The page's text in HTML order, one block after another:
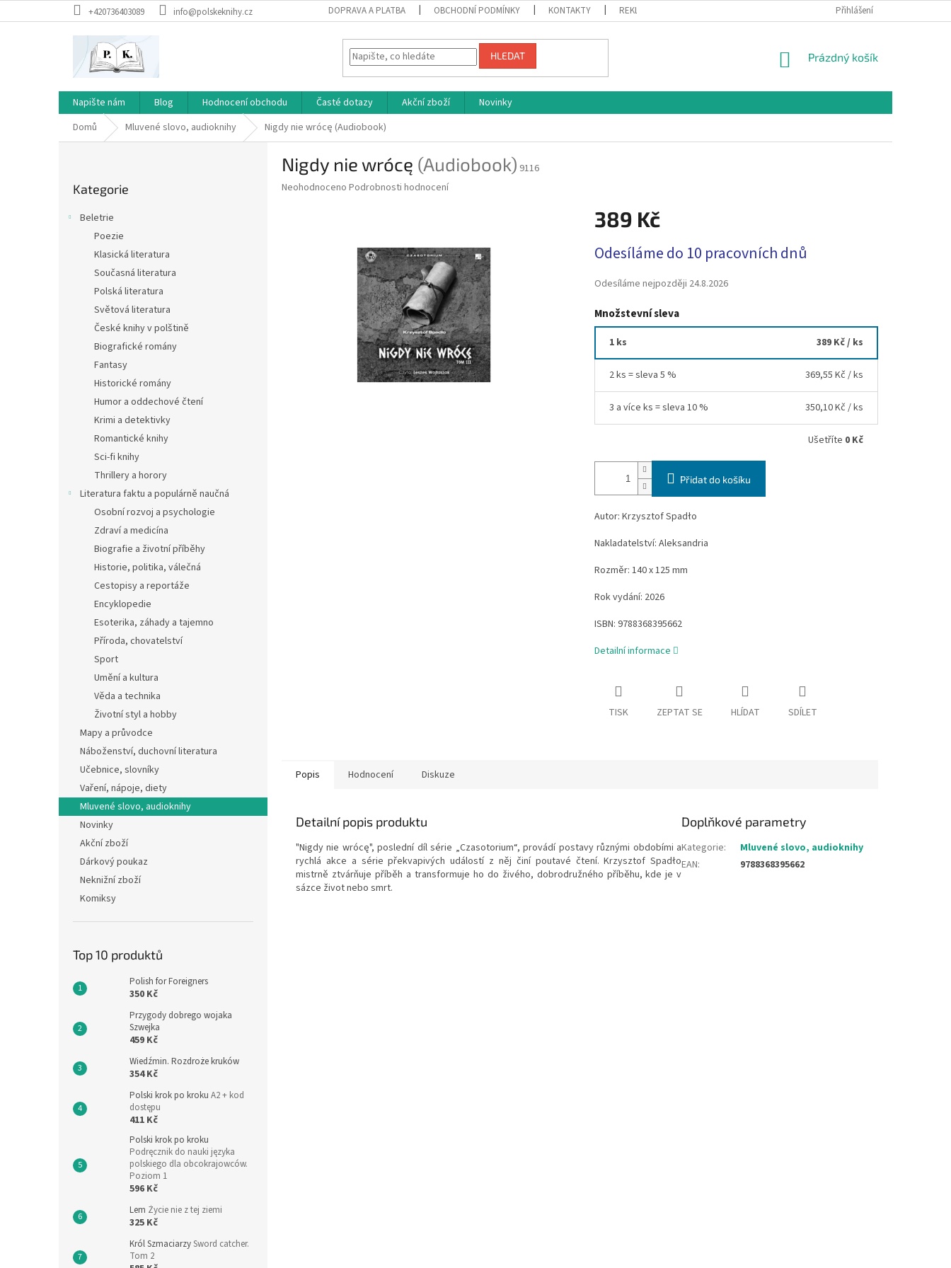
na
+420736403089 info@polskeknihy.cz DOPRAVA A PLATBA OBCHODNÍ PODMÍNKY KONTAKTY REKLAMAČNÍ ŘÁD OCHRANA OSOBNÍCH ÚDAJŮ A PODMÍNKY UŽITÍ
Přihlášení
HLEDAT
NÁKUPNÍ
Prázdný košík
Napište nám Blog Hodnocení obchodu Časté dotazy Akční zboží
Novinky
Domů
Mluvené slovo, audioknihy Nigdy nie wrócę (Audiobook)
kategorie
Kategorie
Beletrie
Poezie
Klasická literatura
Současná literatura
Polská literatura
Světová literatura
České knihy v polštině
Biografické romány
Fantasy
Historické romány
Humor a oddechové čtení
Krimi a detektivky
Romantické knihy
Sci-fi knihy
Thrillery a horory
Literatura faktu a populárně naučná
Osobní rozvoj a psychologie
Zdraví a medicína
Biografie a životní příběhy
Historie, politika, válečná
Cestopisy a reportáže
Encyklopedie
Esoterika, záhady a tajemno
Příroda, chovatelství
Sport
Umění a kultura
Věda a technika
Životní styl a hobby
Mapy a průvodce
Náboženství, duchovní literatura
Učebnice, slovníky
Vaření, nápoje, diety
Mluvené slovo, audioknihy
Novinky
Akční zboží
Dárkový poukaz
Neknižní zboží
Komiksy
Top 10 produktů
Polish for Foreigners
350 Kč
Przygody dobrego wojaka
Szwejka
459 Kč
Wiedźmin. Rozdroże kruków
354 Kč
Polski krok po kroku A2 + kod
dostępu
411 Kč
Polski krok po kroku
Podręcznik do nauki języka
polskiego dla obcokrajowców.
Poziom 1
596 Kč
Lem Życie nie z tej ziemi
325 Kč
Król SzmaciarzySword catcher.
Tom 2
Nigdy nie wrócę (Audiobook) 9116
Průměrné
Neohodnoceno Podrobnosti hodnocení
389 Kč
cena:
Odesíláme do 10 pracovních dnů
Odesíláme nejpozději 24.8.2026
Množstevní sleva
1 ks 389 Kč/ ks
2 ks = sleva 5 % 369,55 Kč / ks
3 a více ks = sleva 10 % 350,10 Kč / ks
Ušetříte 0 Kč
Přidat do košíku
Autor: Krzysztof Spadło
Nakladatelství: Aleksandria
Rozměr: 140 x 125 mm
Rok vydání: 2026
ISBN: 9788368395662
Detailní informace
TISK ZEPTAT SE HLÍDAT SDÍLET
Popis Hodnocení Diskuze
Detailní popis produktu
"Nigdy nie wrócę", poslední díl série „Czasotorium“, provádí postavy různými obdobími a
rychlá akce a série překvapivých událostí z něj činí poutavé čtení. Krzysztof Spadło
mistrně ztvárňuje příběh a transformuje ho do živého, dobrodružného příběhu, kde je v
sázce život nebo smrt.
Doplňkové parametry
Kategorie:
Mluvené slovo, audioknihy
EAN: 9788368395662